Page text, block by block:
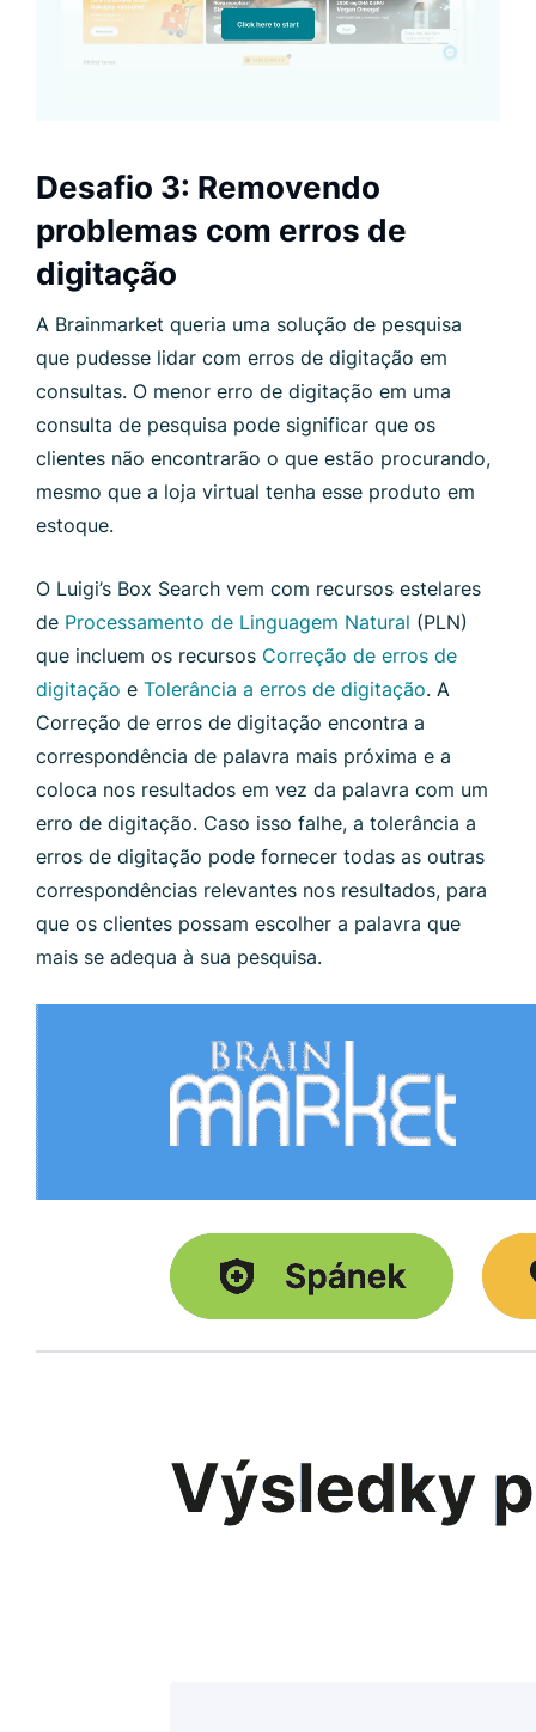
Desafio 3: Removendo
problemas com erros de
digitação
A Brainmarket queria uma solução de pesquisa
que pudesse lidar com erros de digitação em
consultas. O menor erro de digitação em uma
consulta de pesquisa pode significar que os
clientes não encontrarão o que estão procurando,
mesmo que a loja virtual tenha esse produto em
estoque.
O Luigi’s Box Search vem com recursos estelares
de Processamento de Linguagem Natural (PLN)
que incluem os recursos Correção de erros de
digitação e Tolerância a erros de digitação. A
Correção de erros de digitação encontra a
correspondência de palavra mais próxima e a
coloca nos resultados em vez da palavra com um
erro de digitação. Caso isso falhe, a tolerância a
erros de digitação pode fornecer todas as outras
correspondências relevantes nos resultados, para
que os clientes possam escolher a palavra que
mais se adequa à sua pesquisa.